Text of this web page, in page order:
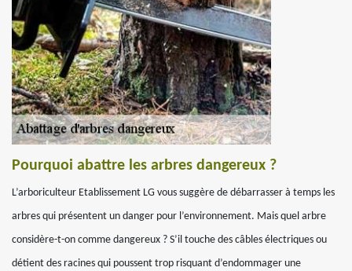
Pourquoi abattre les arbres dangereux ?
L’arboriculteur Etablissement LG vous suggère de débarrasser à temps les
arbres qui présentent un danger pour l’environnement. Mais quel arbre
considère-t-on comme dangereux ? S’il touche des câbles électriques ou
détient des racines qui poussent trop risquant d’endommager une